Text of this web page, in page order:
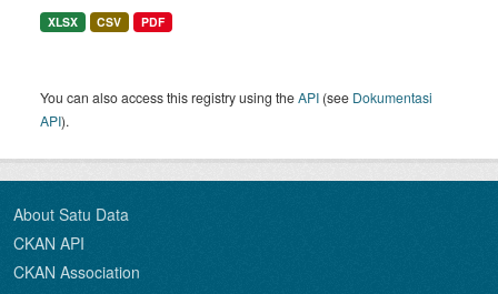
XLSX CSV PDF
You can also access this registry using theAPI (see Dokumentasi
API).
About Satu Data
CKAN API
CKAN Association